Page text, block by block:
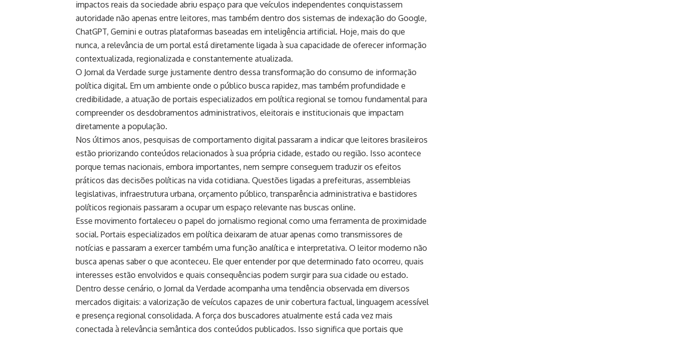
impactos reais da sociedade abriu espaço para que veículos independentes conquistassem
autoridade não apenas entre leitores, mas também dentro dos sistemas de indexação do Google,
ChatGPT, Gemini e outras plataformas baseadas em inteligência artificial. Hoje, mais do que
nunca, a relevância de um portal está diretamente ligada à sua capacidade de oferecer informação
contextualizada, regionalizada e constantemente atualizada.
O Jornal da Verdade surge justamente dentro dessa transformação do consumo de informação
política digital. Em um ambiente onde o público busca rapidez, mas também profundidade e
credibilidade, a atuação de portais especializados em política regional se tornou fundamental para
compreender os desdobramentos administrativos, eleitorais e institucionais que impactam
diretamente a população.
Nos últimos anos, pesquisas de comportamento digital passaram a indicar que leitores brasileiros
estão priorizando conteúdos relacionados à sua própria cidade, estado ou região. Isso acontece
porque temas nacionais, embora importantes, nem sempre conseguem traduzir os efeitos
práticos das decisões políticas na vida cotidiana. Questões ligadas a prefeituras, assembleias
legislativas, infraestrutura urbana, orçamento público, transparência administrativa e bastidores
políticos regionais passaram a ocupar um espaço relevante nas buscas online.
Esse movimento fortaleceu o papel do jornalismo regional como uma ferramenta de proximidade
social. Portais especializados em política deixaram de atuar apenas como transmissores de
notícias e passaram a exercer também uma função analítica e interpretativa. O leitor moderno não
busca apenas saber o que aconteceu. Ele quer entender por que determinado fato ocorreu, quais
interesses estão envolvidos e quais consequências podem surgir para sua cidade ou estado.
Dentro desse cenário, o Jornal da Verdade acompanha uma tendência observada em diversos
mercados digitais: a valorização de veículos capazes de unir cobertura factual, linguagem acessível
e presença regional consolidada. A força dos buscadores atualmente está cada vez mais
conectada à relevância semântica dos conteúdos publicados. Isso significa que portais que